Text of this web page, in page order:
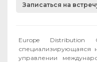
Записаться на
Europe Distribution
специализирующаяся
управлении